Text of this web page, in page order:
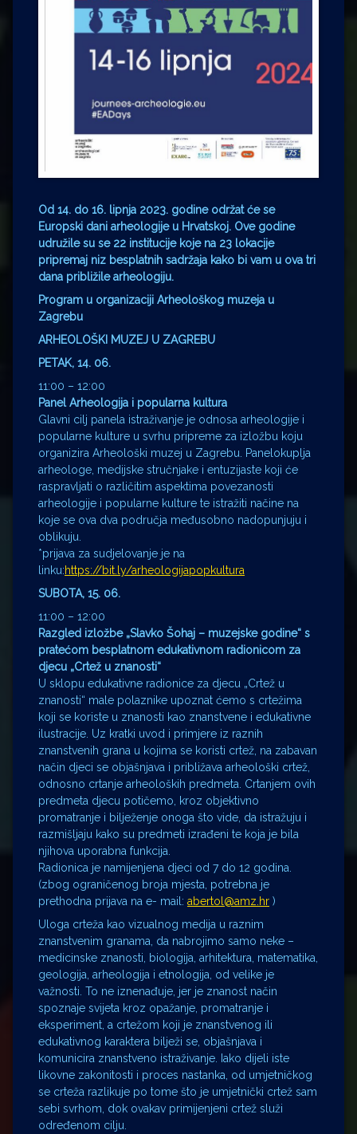
Od 14. do 16. lipnja 2023. godine održat će se
Europski dani arheologije u Hrvatskoj. Ove godine
udružile su se 22 institucije koje na 23 lokacije
pripremaj niz besplatnih sadržaja kako bi vam u ova tri
dana približile arheologiju.
Program u organizaciji Arheološkog muzeja u
Zagrebu
ARHEOLOŠKI MUZEJ U ZAGREBU
PETAK, 14. 06.
11:00 – 12:00
Panel Arheologija i popularna kultura
Glavni cilj panela istraživanje je odnosa arheologije i
popularne kulture u svrhu pripreme za izložbu koju
organizira Arheološki muzej u Zagrebu. Panelokuplja
arheologe, medijske stručnjake i entuzijaste koji će
raspravljati o različitim aspektima povezanosti
arheologije i popularne kulture te istražiti načine na
koje se ova dva područja međusobno nadopunjuju i
oblikuju.
*prijava za sudjelovanje je na
linku:https://bit.ly/arheologijapopkultura
SUBOTA, 15. 06.
11:00 – 12:00
Razgled izložbe „Slavko Šohaj – muzejske godine“ s
pratećom besplatnom edukativnom radionicom za
djecu „Crtež u znanosti“
U sklopu edukativne radionice za djecu „Crtež u
znanosti“ male polaznike upoznat ćemo s crtežima
koji se koriste u znanosti kao znanstvene i edukativne
ilustracije. Uz kratki uvod i primjere iz raznih
znanstvenih grana u kojima se koristi crtež, na zabavan
način djeci se objašnjava i približava arheološki crtež,
odnosno crtanje arheoloških predmeta. Crtanjem ovih
predmeta djecu potičemo, kroz objektivno
promatranje i bilježenje onoga što vide, da istražuju i
razmišljaju kako su predmeti izrađeni te koja je bila
njihova uporabna funkcija.
Radionica je namijenjena djeci od 7 do 12 godina.
(zbog ograničenog broja mjesta, potrebna je
prethodna prijava na e- mail: abertol@amz.hr )
Uloga crteža kao vizualnog medija u raznim
znanstvenim granama, da nabrojimo samo neke –
medicinske znanosti, biologija, arhitektura, matematika,
geologija, arheologija i etnologija, od velike je
važnosti. To ne iznenađuje, jer je znanost način
spoznaje svijeta kroz opažanje, promatranje i
eksperiment, a crtežom koji je znanstvenog ili
edukativnog karaktera bilježi se, objašnjava i
komunicira znanstveno istraživanje. Iako dijeli iste
likovne zakonitosti i proces nastanka, od umjetničkog
se crteža razlikuje po tome što je umjetnički crtež sam
sebi svrhom, dok ovakav primijenjeni crtež služi
određenom cilju.